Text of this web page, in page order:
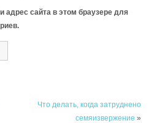
адрес сайта в этом браузере для
Что делать, когда затруднено
семяизвержение »